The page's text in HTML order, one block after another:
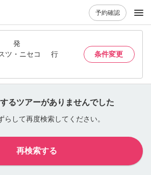
予約確認
発
ツ・ニセコ
行
条件変更
るツアーがありませんでした
らして再度検索してください。
再検索する